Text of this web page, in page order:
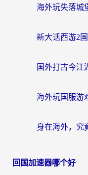
回国加速器哪个好